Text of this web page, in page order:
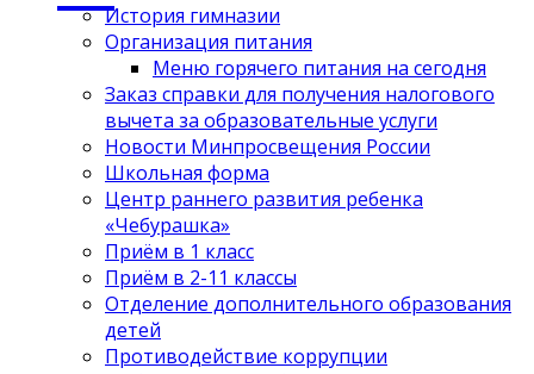
История гимназии
Организация питания
Меню горячего питания на сегодня
Заказ справки для получения налогового
вычета за образовательные услуги
Новости Минпросвещения России
Школьная форма
Центр раннего развития ребенка
«Чебурашка»
Приём в 1 класс
Приём в 2-11 классы
Отделение дополнительного образования
детей
Противодействие коррупции